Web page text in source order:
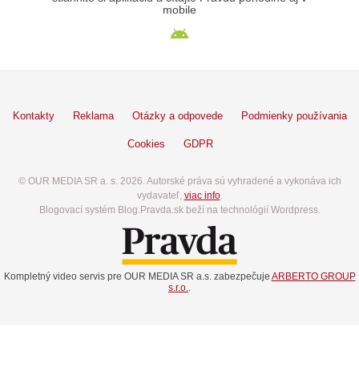
mobile
Kontakty Reklama Otázky a odpovede Podmienky používania
Cookies GDPR
© OUR MEDIA SR a. s. 2026. Autorské práva sú vyhradené a vykonáva ich
vydavateľ, viac info.
Blogovací systém Blog.Pravda.sk beží na technológií Wordpress.
Kompletný video servis pre OUR MEDIA SR a.s. zabezpečuje ARBERTO GROUP
s.r.o..